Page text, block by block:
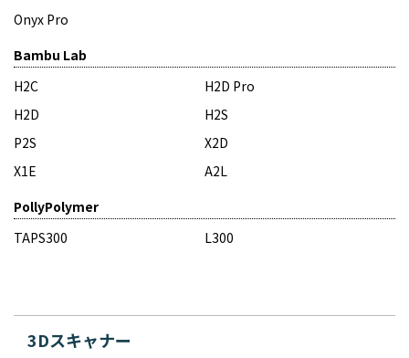
Onyx Pro
Bambu Lab
H2C
H2D Pro
H2D
H2S
P2S
X2D
X1E
A2L
PollyPolymer
TAPS300
L300
3Dスキャナー